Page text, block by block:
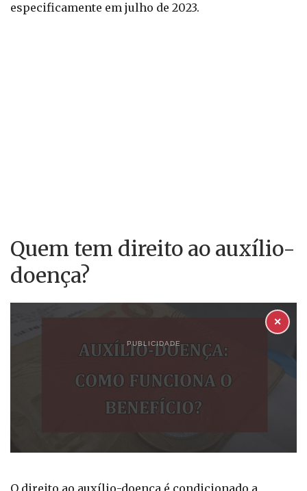
especificamente em julho de 2023.
Quem tem direito ao auxílio-
doença?
PUBLICIDADE
✕
O direito ao auxílio-doença é condicionado a